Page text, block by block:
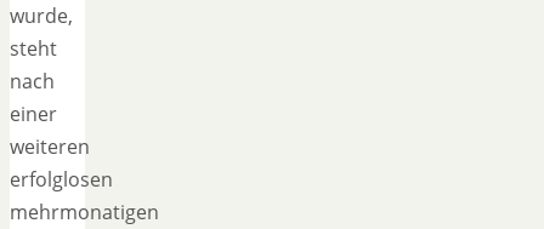
wurde,
steht
nach
einer
weiteren
erfolglosen
mehrmonatigen